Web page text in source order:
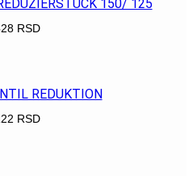
150/ 125
RSD
REDUKTION
RSD